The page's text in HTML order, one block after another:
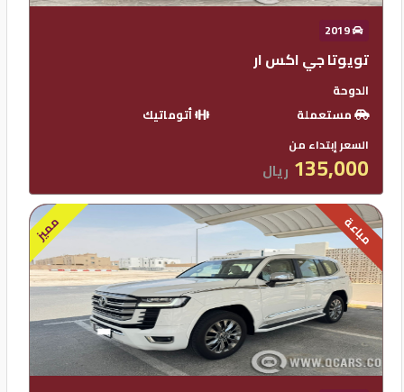
2019
تويوتا جي اكس ار
الدوحة
مستعملة
أتوماتيك
السعر إبتداء من
135,000 ريال
مميز مباعة